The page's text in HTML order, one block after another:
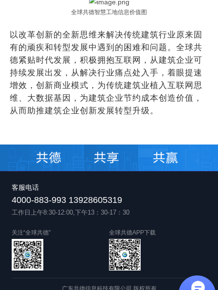
全球共德智慧工地信息价值图
以改革创新的全新思维来解决传统建筑行业原来固
有的顽疾和转型发展中遇到的困难和问题。全球共
德紧贴时代发展，积极拥抱互联网，从建筑企业可
持续发展出发，从解决行业痛点处入手，着眼提速
增效，创新商业模式，为传统建筑业植入互联网思
维、大数据基因，为建筑企业节约成本创造价值，
从而助推建筑企业创新发展转型升级。
客服电话
4000-883-993 13928605319
工作日上午8:30-12:00,下午13：30-17：30
关注“全球共德” 全球共德APP下载
广东共德信息科技有限公司 版权所有